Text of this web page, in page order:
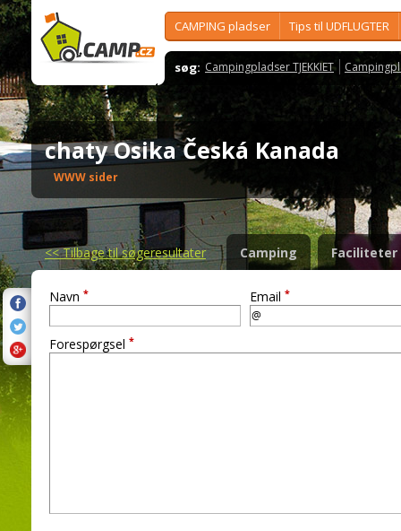
CAMPING pladser Tips til UDFLUGTER
søg: Campingpladser TJEKKIET
chaty Osika Česká Kanada
WWW sider
<<Tilbage til søgeresultater Camping Faciliteter
Navn * Email *
Forespørgsel *